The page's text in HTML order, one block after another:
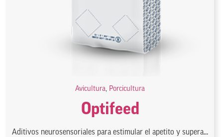
Avicultura, Porcicultura
Optifeed
Aditivos neurosensoriales para estimular el apetito y supera...